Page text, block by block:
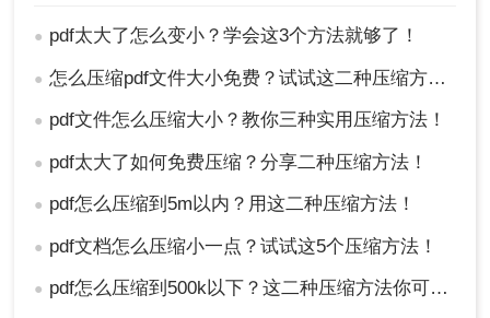
● pdf太大了怎么变小？学会这3个方法就够了！
● 怎么压缩pdf文件大小免费？试试这二种压缩方法！
● pdf文件怎么压缩大小？教你三种实用压缩方法！
● pdf太大了如何免费压缩？分享二种压缩方法！
● pdf怎么压缩到5m以内？用这二种压缩方法！
● pdf文档怎么压缩小一点？试试这5个压缩方法！
● pdf怎么压缩到500k以下？这二种压缩方法你可以轻松学会！